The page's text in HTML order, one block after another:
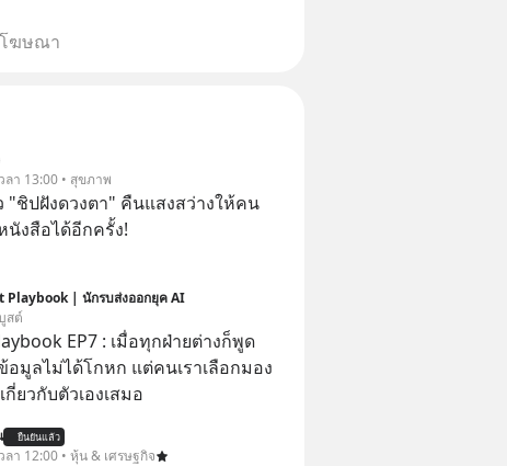
โฆษณา
ลา 13:00 • สุขภาพ
"ชิปฝังดวงตา" คืนแสงสว่างให้คน
นังสือได้อีกครั้ง!
Playbook | นักรบส่งออกยุค AI
สต์
EP7 : เมื่อทุกฝ่ายต่างก็พูด
ยวกับตัวเองเสมอ
ยืนยันแล้ว
ลา 12:00 • หุ้น & เศรษฐกิจ